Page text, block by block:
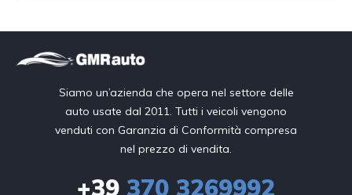
Siamo un’azienda che opera nel settore delle
auto usate dal 2011. Tutti i veicoli vengono
venduti con Garanzia di Conformità compresa
nel prezzo di vendita.
+39 370 3269992